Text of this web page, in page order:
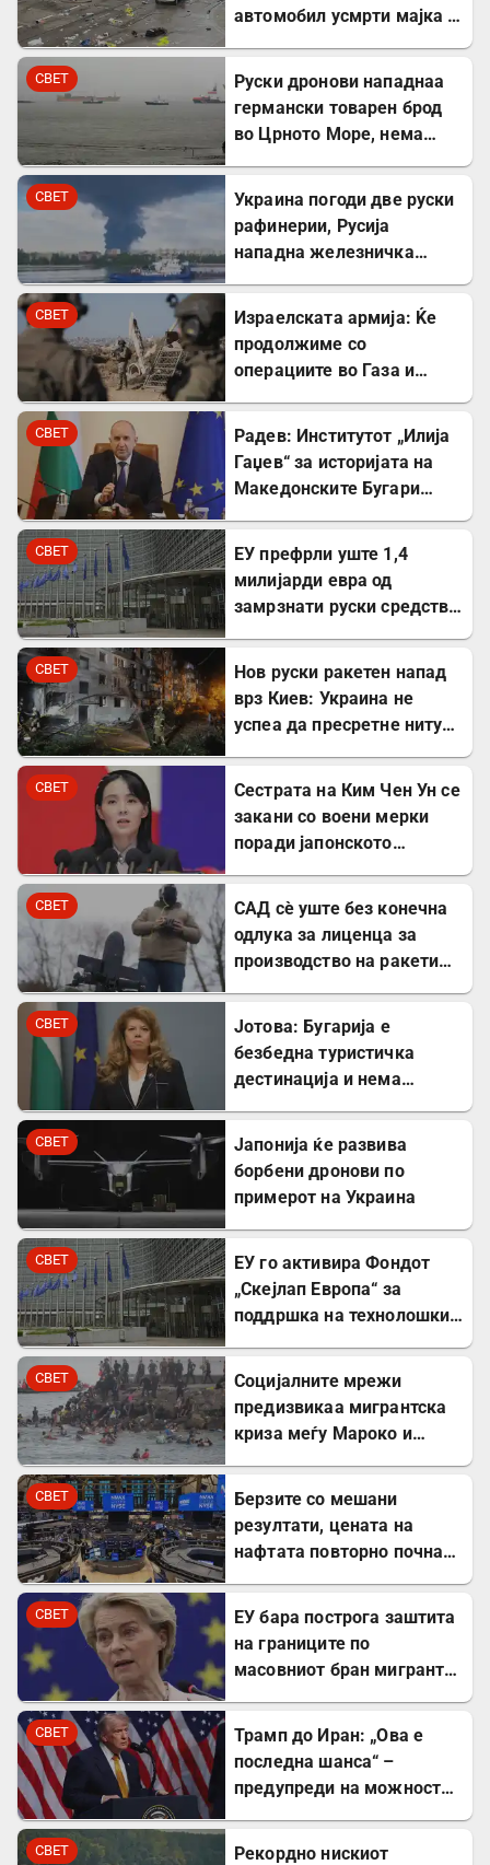
автомобил усмрти мајка и
СВЕТ
Руски дронови нападнаа
германски товарен брод
во Црното Море, нема
СВЕТ
Украина погоди две руски
рафинерии, Русија
нападна железничка
СВЕТ
Израелската армија: Ќе
продолжиме со
операциите во Газа и
СВЕТ
Радев: Институтот „Илија
Гаџев“ за историјата на
Македонските Бугари
СВЕТ
ЕУ префрли уште 1,4
милијарди евра од
замрзнати руски средства
СВЕТ
Нов руски ракетен напад
врз Киев: Украина не
успеа да пресретне ниту
СВЕТ
Сестрата на Ким Чен Ун се
закани со воени мерки
поради јапонското
СВЕТ
САД сè уште без конечна
одлука за лиценца за
производство на ракети
СВЕТ
Јотова: Бугарија е
безбедна туристичка
дестинација и нема
СВЕТ
Јапонија ќе развива
борбени дронови по
примерот на Украина
СВЕТ
ЕУ го активира Фондот
„Скејлап Европа“ за
поддршка на технолошки
СВЕТ
Социјалните мрежи
предизвикаа мигрантска
криза меѓу Мароко и
СВЕТ
Берзите со мешани
резултати, цената на
нафтата повторно почна
СВЕТ
ЕУ бара построга заштита
на границите по
масовниот бран мигранти
СВЕТ
Трамп до Иран: „Ова е
последна шанса“ –
предупреди на можност
СВЕТ
Рекордно нискиот